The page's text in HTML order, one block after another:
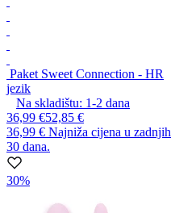
Paket Sweet Connection - HR
jezik
Na skladištu: 1-2 dana
36,99 €52,85 €
36,99 € Najniža cijena u zadnjih
30 dana.
30%